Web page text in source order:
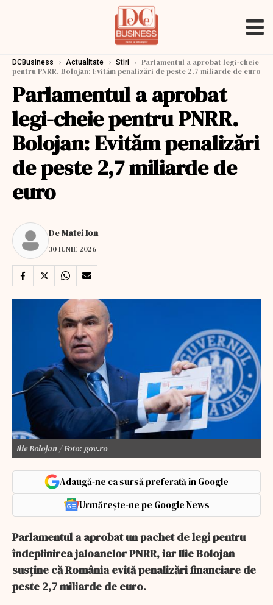
DCBusiness › Actualitate › Stiri › Parlamentul a aprobat legi-cheie
pentru PNRR. Bolojan: Evităm penalizări de peste 2,7 miliarde de euro
Parlamentul a aprobat
legi-cheie pentru PNRR.
Bolojan: Evităm penalizări
de peste 2,7 miliarde de
euro
DeMatei Ion
30 IUNIE 2026
Ilie Bolojan / Foto: gov.ro
Adaugă-ne ca sursă preferată în Google
Urmărește-ne pe Google News
Parlamentul a aprobat un pachet de legi pentru
îndeplinirea jaloanelor PNRR, iar Ilie Bolojan
susține că România evită penalizări financiare de
peste 2,7 miliarde de euro.